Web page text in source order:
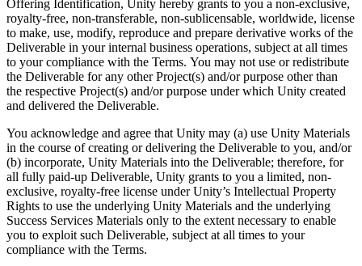
Offering Identification, Unity hereby grants to you a non-exclusive,
royalty-free, non-transferable, non-sublicensable, worldwide, license
to make, use, modify, reproduce and prepare derivative works of the
Deliverable in your internal business operations, subject at all times
to your compliance with the Terms. You may not use or redistribute
the Deliverable for any other Project(s) and/or purpose other than
the respective Project(s) and/or purpose under which Unity created
and delivered the Deliverable.
You acknowledge and agree that Unity may (a) use Unity Materials
in the course of creating or delivering the Deliverable to you, and/or
(b) incorporate, Unity Materials into the Deliverable; therefore, for
all fully paid-up Deliverable, Unity grants to you a limited, non-
exclusive, royalty-free license under Unity’s Intellectual Property
Rights to use the underlying Unity Materials and the underlying
Success Services Materials only to the extent necessary to enable
you to exploit such Deliverable, subject at all times to your
compliance with the Terms.